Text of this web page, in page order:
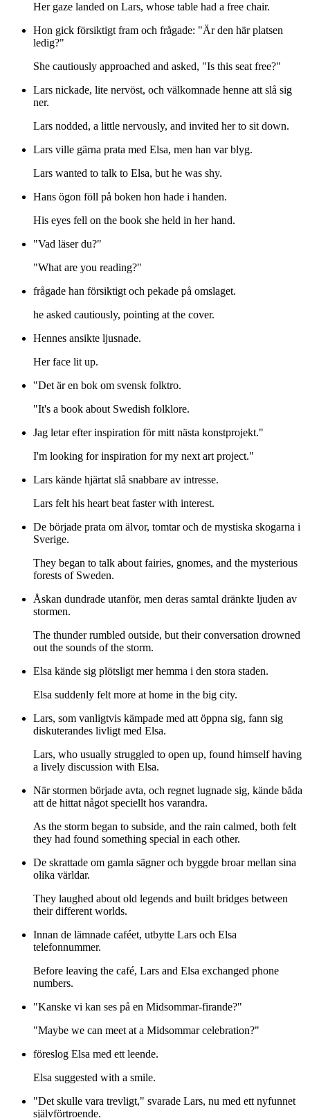
Her gaze landed on Lars, whose table had a free chair.
Hon gick försiktigt fram och frågade: "Är den här platsen
ledig?"
She cautiously approached and asked, "Is this seat free?"
Lars nickade, lite nervöst, och välkomnade henne att slå sig
ner.
Lars nodded, a little nervously, and invited her to sit down.
Lars ville gärna prata med Elsa, men han var blyg.
Lars wanted to talk to Elsa, but he was shy.
Hans ögon föll på boken hon hade i handen.
His eyes fell on the book she held in her hand.
"Vad läser du?"
"What are you reading?"
frågade han försiktigt och pekade på omslaget.
he asked cautiously, pointing at the cover.
Hennes ansikte ljusnade.
Her face lit up.
"Det är en bok om svensk folktro.
"It's a book about Swedish folklore.
Jag letar efter inspiration för mitt nästa konstprojekt."
I'm looking for inspiration for my next art project."
Lars kände hjärtat slå snabbare av intresse.
Lars felt his heart beat faster with interest.
De började prata om älvor, tomtar och de mystiska skogarna i
Sverige.
They began to talk about fairies, gnomes, and the mysterious
forests of Sweden.
Åskan dundrade utanför, men deras samtal dränkte ljuden av
stormen.
The thunder rumbled outside, but their conversation drowned
out the sounds of the storm.
Elsa kände sig plötsligt mer hemma i den stora staden.
Elsa suddenly felt more at home in the big city.
Lars, som vanligtvis kämpade med att öppna sig, fann sig
diskuterandes livligt med Elsa.
Lars, who usually struggled to open up, found himself having
a lively discussion with Elsa.
När stormen började avta, och regnet lugnade sig, kände båda
att de hittat något speciellt hos varandra.
As the storm began to subside, and the rain calmed, both felt
they had found something special in each other.
De skrattade om gamla sägner och byggde broar mellan sina
olika världar.
They laughed about old legends and built bridges between
their different worlds.
Innan de lämnade caféet, utbytte Lars och Elsa
telefonnummer.
Before leaving the café, Lars and Elsa exchanged phone
numbers.
"Kanske vi kan ses på en Midsommar-firande?"
"Maybe we can meet at a Midsommar celebration?"
föreslog Elsa med ett leende.
Elsa suggested with a smile.
"Det skulle vara trevligt," svarade Lars, nu med ett nyfunnet
självförtroende.